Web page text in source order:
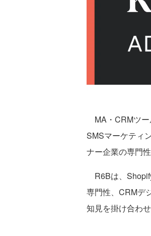
MA・CRMツー
SMSマーケティ
ナー企業の専門
R6Bは、
専門性、CRMデ
知見を掛け合わ